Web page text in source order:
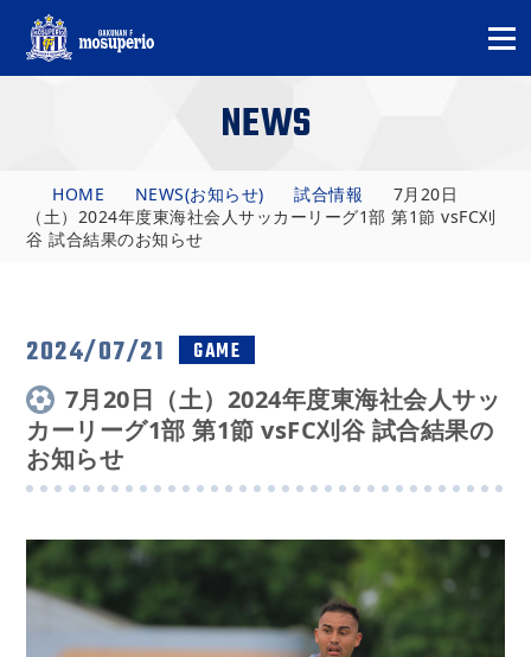
NEWS
HOME NEWS(お知らせ) 試合情報
7月20日
（土）2024年度東海社会人サッカーリーグ1部 第1節 vsFC刈
谷 試合結果のお知らせ
2024/07/21 GAME
7月20日（土）2024年度東海社会人サッ
カーリーグ1部 第1節 vsFC刈谷 試合結果の
お知らせ